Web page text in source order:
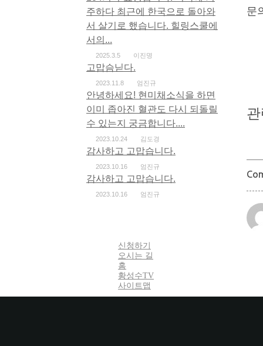
문
주하다 최근에 한국으로 돌아와
서 살기로 했습니다. 힐링스쿨에
서의...
2025.3.5 이진명
고맙슴닏다.
2023.11.8 엄진규
안녕하세요! 현미채소식을 하면
이미 좁아진 혈관도 다시 되돌릴
수 있는지 궁금합니다....
2023.10.24 김도경
감사하고 고맙습니다.
2023.10.16 엄진규
감사하고 고맙습니다.
2023.10.16 엄진규
신청하기
오시는 길
홈
황성수TV
사이트맵